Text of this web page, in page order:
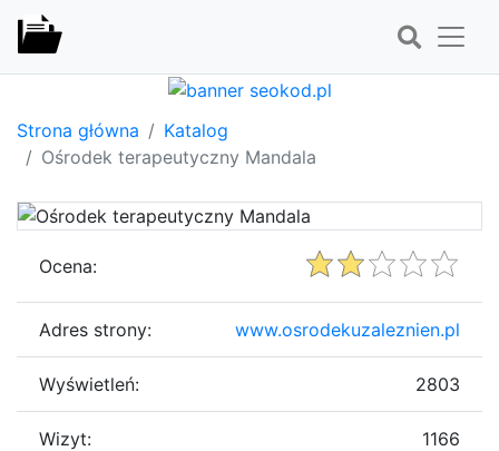
Strona główna
Katalog
Ośrodek terapeutyczny Mandala
Ocena:
Adres strony: www.osrodekuzaleznien.pl
Wyświetleń: 2803
Wizyt: 1166